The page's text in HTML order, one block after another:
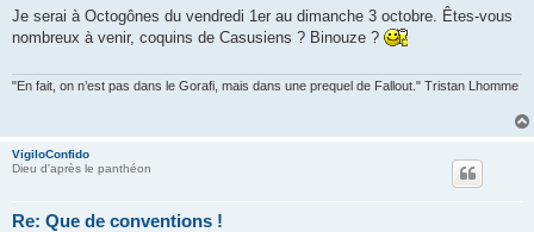
s
a
Je serai à Octogônes du vendredi 1er au dimanche 3 octobre. Êtes-vous
nombreux à venir, coquins de Casusiens ? Binouze ?
"En fait, on n’est pas dans le Gorafi, mais dans une prequel de Fallout." Tristan Lhomme
VigiloConfido
Dieu d'après le panthéon
Re: Que de conventions !